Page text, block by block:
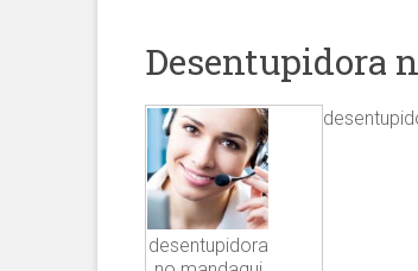
Desentupidora
desentupidora